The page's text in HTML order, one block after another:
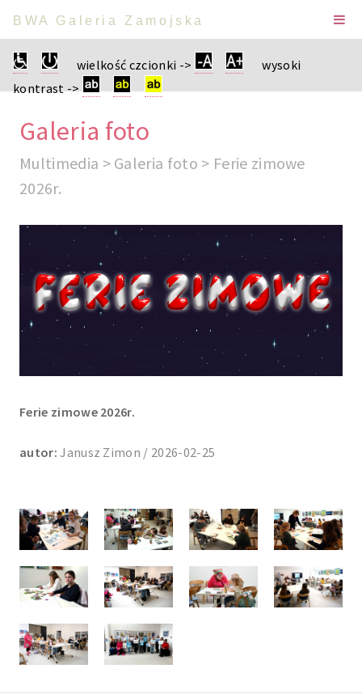
BWA Galeria Zamojska
wielkość czcionki ->
wysoki
kontrast ->
Galeria foto
Multimedia > Galeria foto > Ferie zimowe
2026r.
Ferie zimowe 2026r.
autor: Janusz Zimon / 2026-02-25